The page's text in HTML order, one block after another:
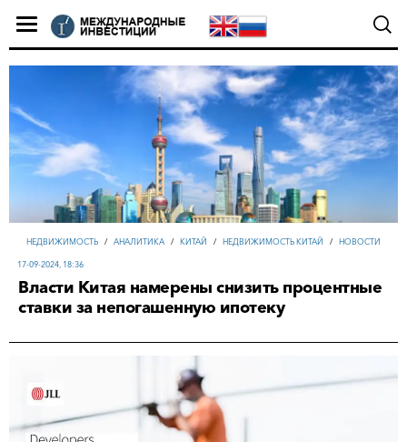
НЕДВИЖИМОСТЬ / АНАЛИТИКА / КИТАЙ / НЕДВИЖИМОСТЬ КИТАЙ / НОВОСТИ
17-09-2024, 18:36
Власти Китая намерены снизить процентные
ставки за непогашенную ипотеку